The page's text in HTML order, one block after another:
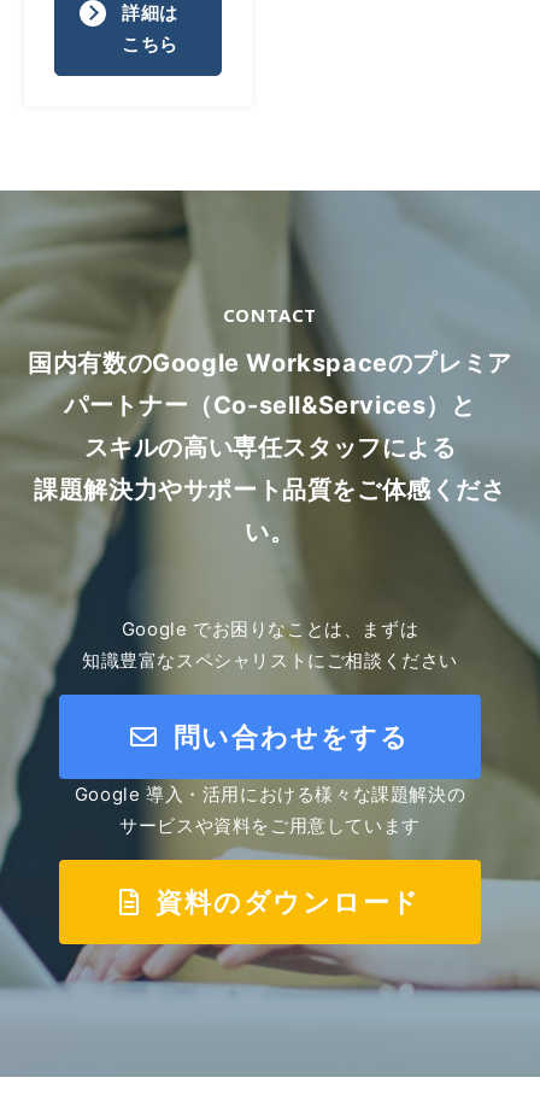
詳細は
こちら
CONTACT
国内有数のGoogle Workspaceのプレミア
パートナー（Co-sell&Services）と
スキルの高い専任スタッフによる
課題解決力やサポート品質をご体感くださ
い。
Google でお困りなことは、まずは
知識豊富なスペシャリストにご相談ください
問い合わせをする
Google 導入・活用における様々な課題解決の
サービスや資料をご用意しています
資料のダウンロード